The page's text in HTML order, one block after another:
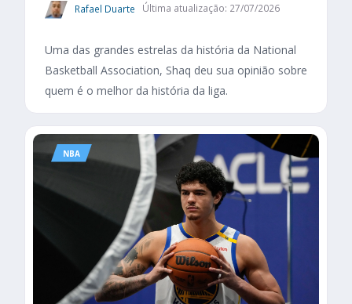
Rafael Duarte Última atualização: 27/07/2026
Uma das grandes estrelas da história da National
Basketball Association, Shaq deu sua opinião sobre
quem é o melhor da história da liga.
NBA